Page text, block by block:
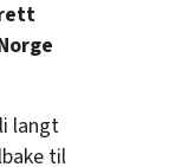
langt
til